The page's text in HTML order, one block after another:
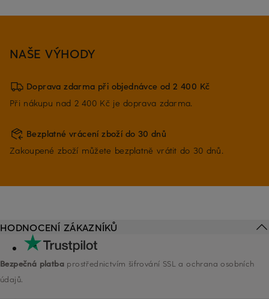
NAŠE VÝHODY
Doprava zdarma při objednávce od 2 400 Kč
Při nákupu nad 2 400 Kč je doprava zdarma.
Bezplatné vrácení zboží do 30 dnů
Zakoupené zboží můžete bezplatně vrátit do 30 dnů.
HODNOCENÍ ZÁKAZNÍKŮ
Bezpečná platba prostřednictvím šifrování SSL a ochrana osobních
údajů.